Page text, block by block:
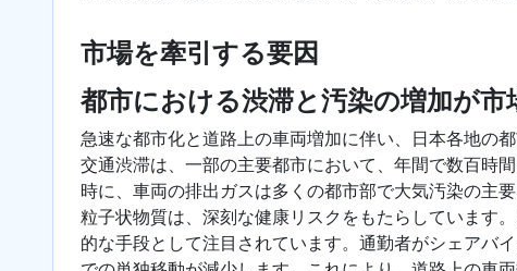
市場を牽引する要因
都市における渋滞と汚染の増加が市
急速な都市化と道路上の車両増加に伴い、日本各地の
交通渋滞は、一部の主要都市において、年間で数百時
時に、車両の排出ガスは多くの都市部で大気汚染の主
粒子状物質は、深刻な健康リスクをもたらしています
的な手段として注目されています。通勤者がシェアバ